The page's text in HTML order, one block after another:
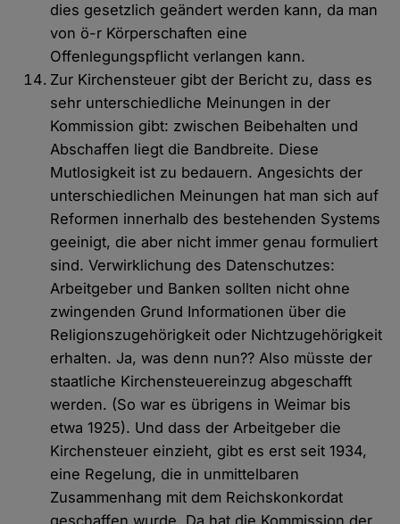
dies gesetzlich geändert werden kann, da man
von ö-r Körperschaften eine
Offenlegungspflicht verlangen kann.
Zur Kirchensteuer gibt der Bericht zu, dass es
sehr unterschiedliche Meinungen in der
Kommission gibt: zwischen Beibehalten und
Abschaffen liegt die Bandbreite. Diese
Mutlosigkeit ist zu bedauern. Angesichts der
unterschiedlichen Meinungen hat man sich auf
Reformen innerhalb des bestehenden Systems
geeinigt, die aber nicht immer genau formuliert
sind. Verwirklichung des Datenschutzes:
Arbeitgeber und Banken sollten nicht ohne
zwingenden Grund Informationen über die
Religionszugehörigkeit oder Nichtzugehörigkeit
erhalten. Ja, was denn nun?? Also müsste der
staatliche Kirchensteuereinzug abgeschafft
werden. (So war es übrigens in Weimar bis
etwa 1925). Und dass der Arbeitgeber die
Kirchensteuer einzieht, gibt es erst seit 1934,
eine Regelung, die in unmittelbaren
Zusammenhang mit dem Reichskonkordat